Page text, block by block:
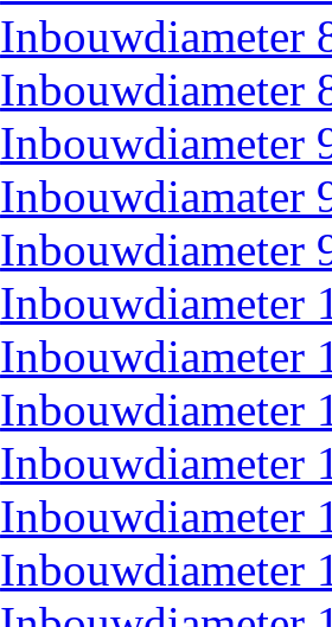
Inbouwdiameter
Inbouwdiameter
Inbouwdiameter
Inbouwdiamater
Inbouwdiameter
Inbouwdiameter
Inbouwdiameter
Inbouwdiameter
Inbouwdiameter
Inbouwdiameter
Inbouwdiameter